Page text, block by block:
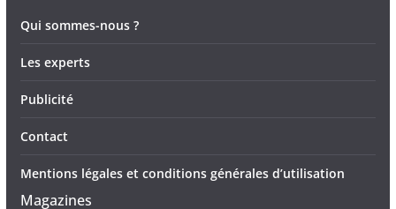
Qui sommes-nous ?
Les experts
Publicité
Contact
Mentions légales et conditions générales d’utilisation
Magazines